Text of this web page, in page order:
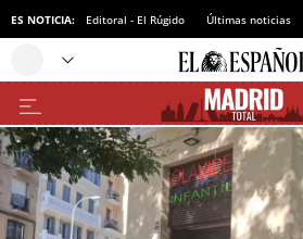
ES NOTICIA: Editoral - El Rúgido Últimas noticias